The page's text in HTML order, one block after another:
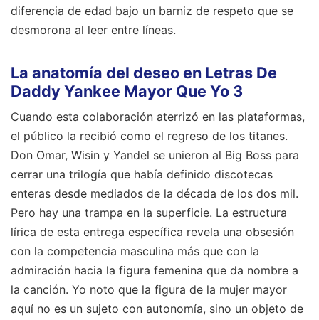
diferencia de edad bajo un barniz de respeto que se
desmorona al leer entre líneas.
La anatomía del deseo en Letras De
Daddy Yankee Mayor Que Yo 3
Cuando esta colaboración aterrizó en las plataformas,
el público la recibió como el regreso de los titanes.
Don Omar, Wisin y Yandel se unieron al Big Boss para
cerrar una trilogía que había definido discotecas
enteras desde mediados de la década de los dos mil.
Pero hay una trampa en la superficie. La estructura
lírica de esta entrega específica revela una obsesión
con la competencia masculina más que con la
admiración hacia la figura femenina que da nombre a
la canción. Yo noto que la figura de la mujer mayor
aquí no es un sujeto con autonomía, sino un objeto de